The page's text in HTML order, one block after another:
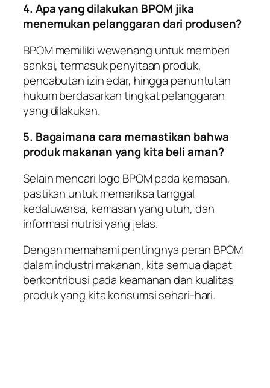
4. Apa yang dilakukan BPOM jika
menemukan pelanggaran dari produsen?
BPOM memiliki wewenang untuk memberi
sanksi, termasuk penyitaan produk,
pencabutan izin edar, hingga penuntutan
hukum berdasarkan tingkat pelanggaran
yang dilakukan.
5. Bagaimana cara memastikan bahwa
produk makanan yang kita beli aman?
Selain mencari logo BPOM pada kemasan,
pastikan untuk memeriksa tanggal
kedaluwarsa, kemasan yang utuh, dan
informasi nutrisi yang jelas.
Dengan memahami pentingnya peran BPOM
dalam industri makanan, kita semua dapat
berkontribusi pada keamanan dan kualitas
produk yang kita konsumsi sehari-hari.